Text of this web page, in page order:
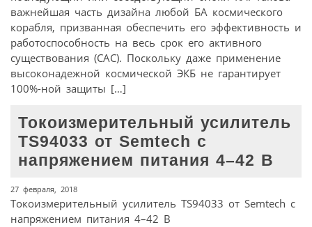
важнейшая часть дизайна любой БА космического
корабля, призванная обеспечить его эффективность и
работоспособность на весь срок его активного
существования (САС). Поскольку даже применение
высоконадежной космической ЭКБ не гарантирует
100%-ной защиты […]
Токоизмерительный усилитель
TS94033 от Semtech с
напряжением питания 4–42 В
27 февраля, 2018
Токоизмерительный усилитель TS94033 от Semtech с
напряжением питания 4–42 В